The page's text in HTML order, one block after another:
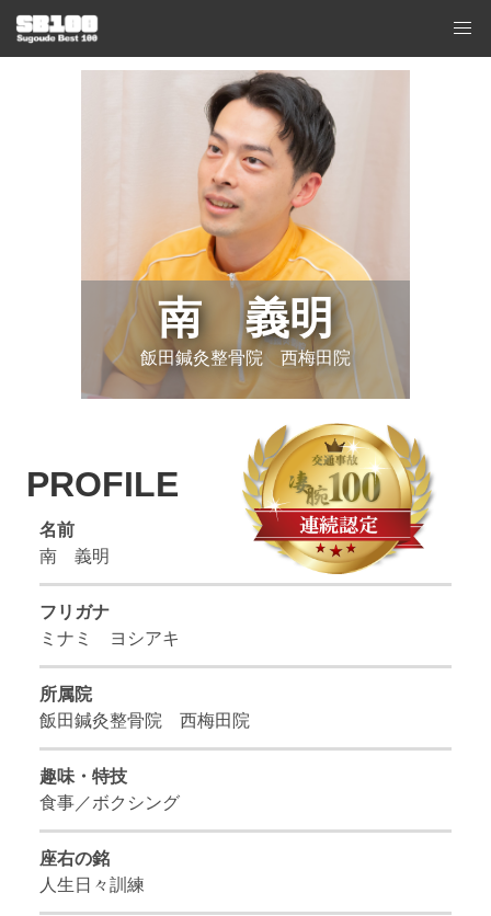
南 義明
飯田鍼灸整骨院 西梅田院
PROFILE
名前
南 義明
フリガナ
ミナミ ヨシアキ
所属院
飯田鍼灸整骨院 西梅田院
趣味・特技
食事／ボクシング
座右の銘
人生日々訓練